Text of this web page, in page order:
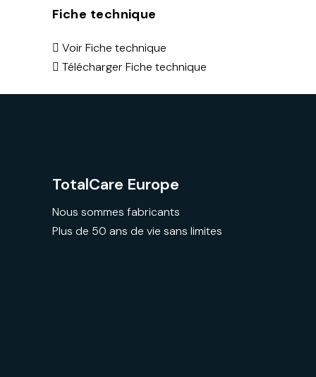
Fiche technique
Voir Fiche technique
Télécharger Fiche technique
TotalCare Europe
Nous sommes fabricants
Plus de 50 ans de vie sans limites